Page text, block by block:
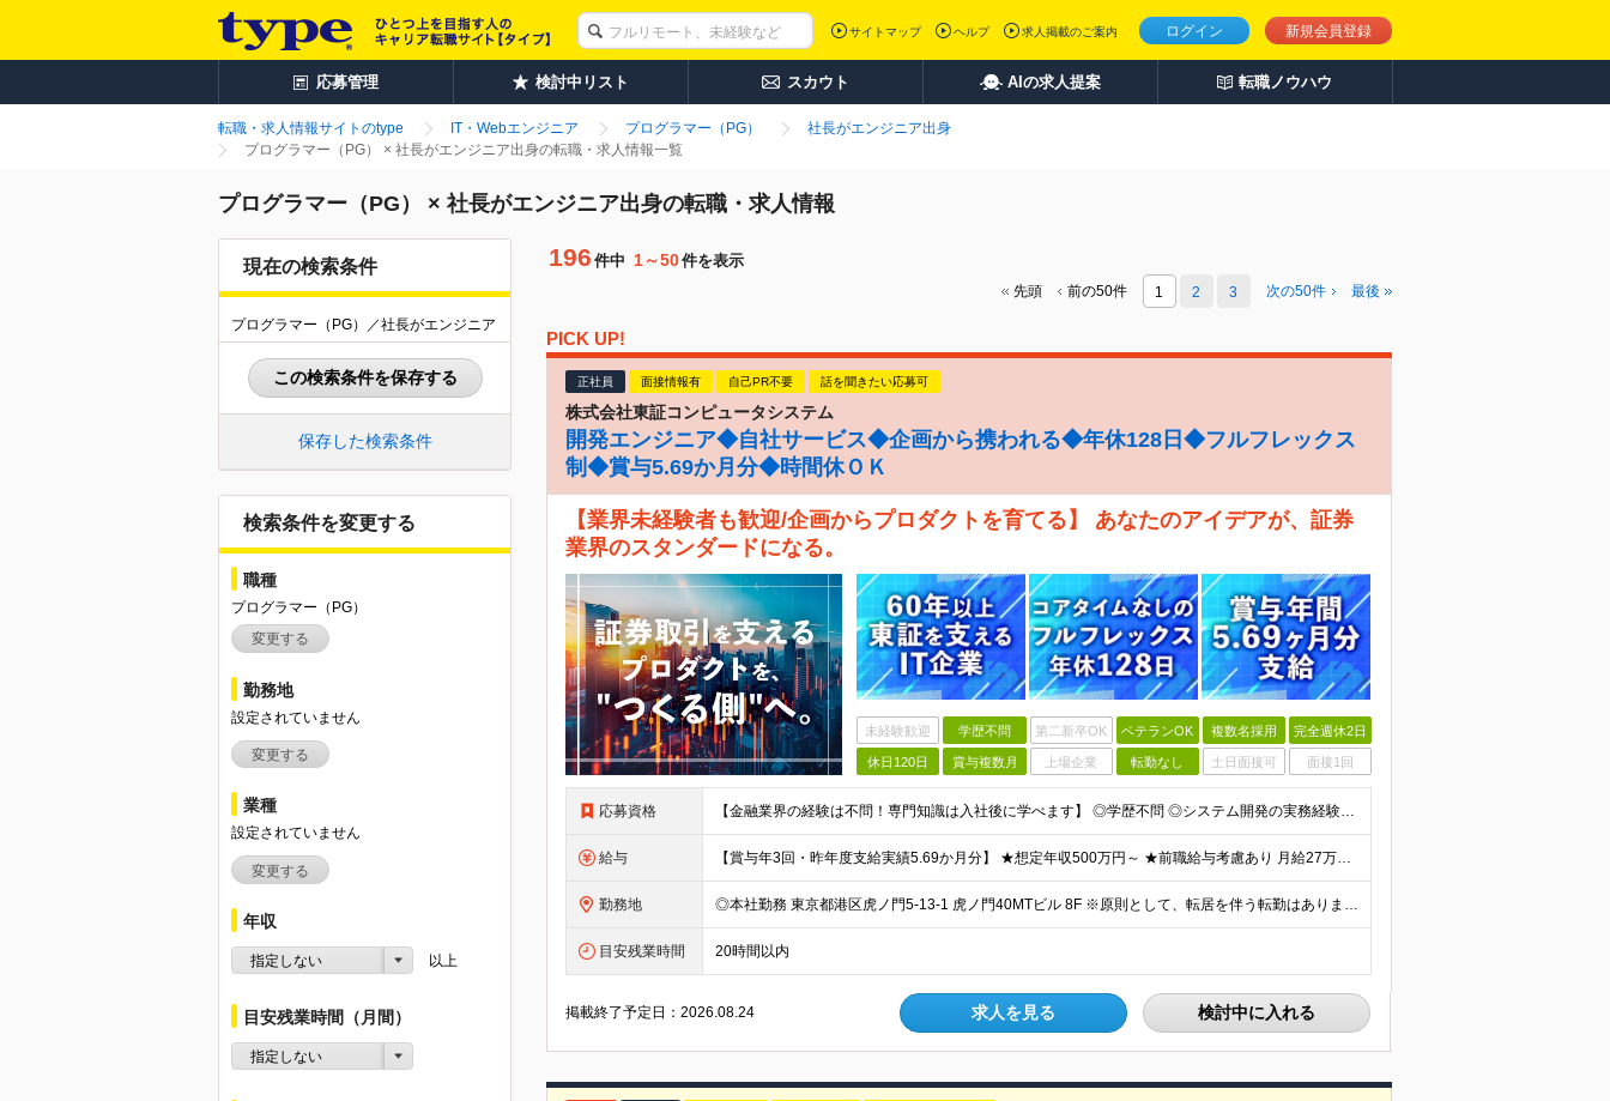
ログイン 新規会員登録
サイトマップ ヘルプ 求人掲載のご案内
応募管理 検討中リスト スカウト AIの求人提案 転職ノウハウ
転職・求人情報サイトのtype IT・Webエンジニア プログラマー（PG）
社長がエンジニア出身
プログラマー（PG） × 社長がエンジニア出身の転職・求人情報一覧
プログラマー（PG） × 社長がエンジニア出身の転職・求人情報
現在の検索条件
プログラマー（PG）／社長がエンジニア
この検索条件を保存する
保存した検索条件
検索条件を変更する
職種
プログラマー（PG）
変更する
勤務地
設定されていません
変更する
業種
設定されていません
変更する
年収
指定しない 以上
目安残業時間（月間）
指定しない
196 件中 1～50件を表示
先頭 前の50件 1 2 3 次の50件 最後
PICK UP!
正社員 面接情報有 自己PR不要 話を聞きたい応募可
株式会社東証コンピュータシステム
開発エンジニア◆自社サービス◆企画から携われる◆年休128日◆フルフレックス
制◆賞与5.69か月分◆時間休ＯＫ
【業界未経験者も歓迎/企画からプロダクトを育てる】 あなたのアイデアが、証券
業界のスタンダードになる。
未経験歓迎 学歴不問 第二新卒OK ベテランOK 複数名採用 完全週休2日
休日120日 賞与複数月 上場企業 転勤なし 土日面接可 面接1回
応募資格 【金融業界の経験は不問！専門知識は入社後に学べます】 ◎学歴不問 ◎システム開発の実務経験をお持ちの方 └3年以上・Java、C#いずれかの使用経験をお持ちの方を想定しております 【以下のような方は
給与 【賞与年3回・昨年度支給実績5.69か月分】 ★想定年収500万円～ ★前職給与考慮あり 月給27万円～59万円 +残業代全額支給(1分単位、監督職以下) +人事評価による賞与年2回（4月/10月）
勤務地 ◎本社勤務 東京都港区虎ノ門5-13-1 虎ノ門40MTビル 8F ※原則として、転居を伴う転勤はありません ※(変更の範囲)上記を除く当社関連勤務地
目安残業時間 20時間以内
掲載終了予定日：2026.08.24 求人を見る 検討中に入れる